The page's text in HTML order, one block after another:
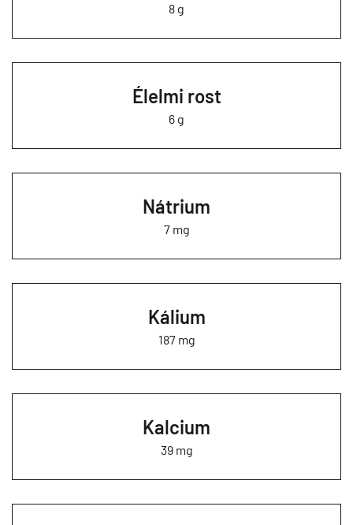
8 g
Élelmi rost
6 g
Nátrium
7 mg
Kálium
187 mg
Kalcium
39 mg